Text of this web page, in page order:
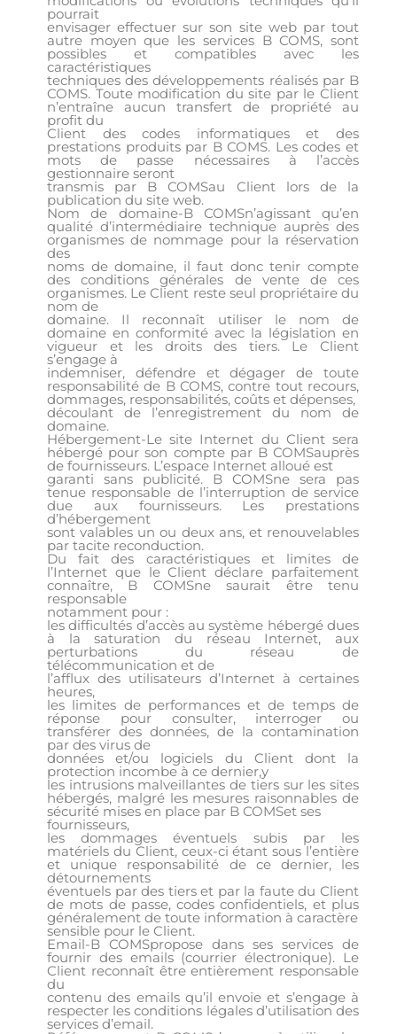
pourrait
envisager effectuer sur son site web par tout
autre moyen que les services B COMS, sont
possibles et compatibles avec les
caractéristiques
techniques des développements réalisés par B
COMS. Toute modification du site par le Client
n’entraîne aucun transfert de propriété au
profit du
Client des codes informatiques et des
prestations produits par B COMS. Les codes et
mots de passe nécessaires à l’accès
gestionnaire seront
transmis par B COMSau Client lors de la
publication du site web.
Nom de domaine-B COMSn’agissant qu’en
qualité d’intermédiaire technique auprès des
organismes de nommage pour la réservation
des
noms de domaine, il faut donc tenir compte
des conditions générales de vente de ces
organismes. Le Client reste seul propriétaire du
nom de
domaine. Il reconnaît utiliser le nom de
domaine en conformité avec la législation en
vigueur et les droits des tiers. Le Client
s’engage à
indemniser, défendre et dégager de toute
responsabilité de B COMS, contre tout recours,
dommages, responsabilités, coûts et dépenses,
découlant de l’enregistrement du nom de
domaine.
Hébergement-Le site Internet du Client sera
hébergé pour son compte par B COMSauprès
de fournisseurs. L’espace Internet alloué est
garanti sans publicité. B COMSne sera pas
tenue responsable de l’interruption de service
due aux fournisseurs. Les prestations
d’hébergement
sont valables un ou deux ans, et renouvelables
par tacite reconduction.
Du fait des caractéristiques et limites de
l’Internet que le Client déclare parfaitement
connaître, B COMSne saurait être tenu
responsable
notamment pour :
les difficultés d’accès au système hébergé dues
à la saturation du réseau Internet, aux
perturbations du réseau de
télécommunication et de
l’afflux des utilisateurs d’Internet à certaines
heures,
les limites de performances et de temps de
réponse pour consulter, interroger ou
transférer des données, de la contamination
par des virus de
données et/ou logiciels du Client dont la
protection incombe à ce dernier,y
les intrusions malveillantes de tiers sur les sites
hébergés, malgré les mesures raisonnables de
sécurité mises en place par B COMSet ses
fournisseurs,
les dommages éventuels subis par les
matériels du Client, ceux-ci étant sous l’entière
et unique responsabilité de ce dernier, les
détournements
éventuels par des tiers et par la faute du Client
de mots de passe, codes confidentiels, et plus
généralement de toute information à caractère
sensible pour le Client.
Email-B COMSpropose dans ses services de
fournir des emails (courrier électronique). Le
Client reconnaît être entièrement responsable
du
contenu des emails qu’il envoie et s’engage à
respecter les conditions légales d’utilisation des
services d’email.